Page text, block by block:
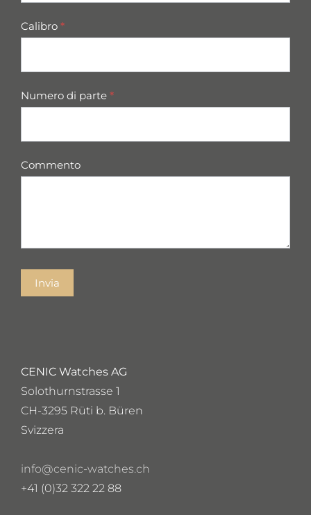
Calibro *
Numero di parte *
Commento
Invia
CENIC Watches AG
Solothurnstrasse 1
CH-3295 Rüti b. Büren
Svizzera
info@cenic-watches.ch
+41 (0)32 322 22 88